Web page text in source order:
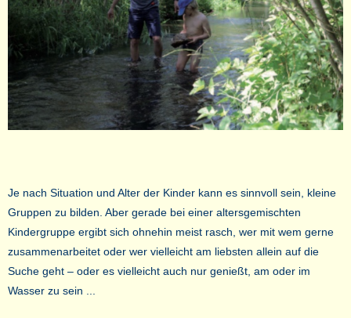
Je nach Situation und Alter der Kinder kann es sinnvoll sein, kleine
Gruppen zu bilden. Aber gerade bei einer altersgemischten
Kindergruppe ergibt sich ohnehin meist rasch, wer mit wem gerne
zusammenarbeitet oder wer vielleicht am liebsten allein auf die
Suche geht – oder es vielleicht auch nur genießt, am oder im
Wasser zu sein ...